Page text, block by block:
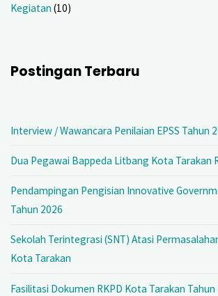
Kegiatan (10)
Postingan Terbaru
Interview / Wawancara Penilaian EPSS Tahun
Dua Pegawai Bappeda Litbang Kota Tarakan
Pendampingan Pengisian Innovative
Tahun 2026
Sekolah Terintegrasi (SNT) Atasi
Kota Tarakan
Fasilitasi Dokumen RKPD Kota Tarakan Tahun